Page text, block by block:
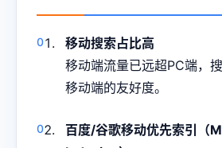
移动搜索占比高
移动端流量已远超PC端，
移动端的友好度。
百度/谷歌移动优先索引